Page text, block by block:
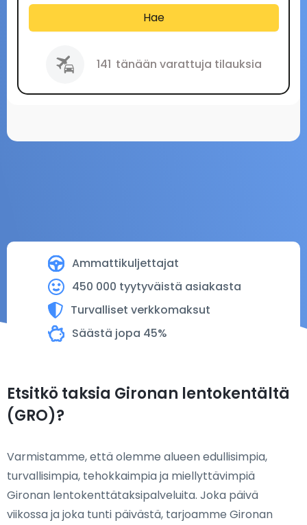
Ammattikuljettajat
450 000 tyytyväistä asiakasta
Turvalliset verkkomaksut
Säästä jopa 45%
Hae
141 tänään varattuja tilauksia
Etsitkö taksia Gironan lentokentältä
(GRO)?
Varmistamme, että olemme alueen edullisimpia,
turvallisimpia, tehokkaimpia ja miellyttävimpiä
Gironan lentokenttätaksipalveluita. Joka päivä
viikossa ja joka tunti päivästä, tarjoamme Gironan